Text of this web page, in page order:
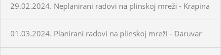
29.02.2024. Neplanirani radovi na plinskoj mreži - Krapina
01.03.2024. Planirani radovi na plinskoj mreži - Daruvar